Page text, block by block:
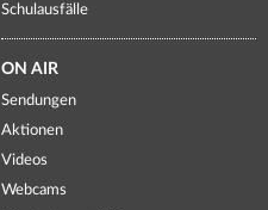
Schulausfälle
ON AIR
Sendungen
Aktionen
Videos
Webcams